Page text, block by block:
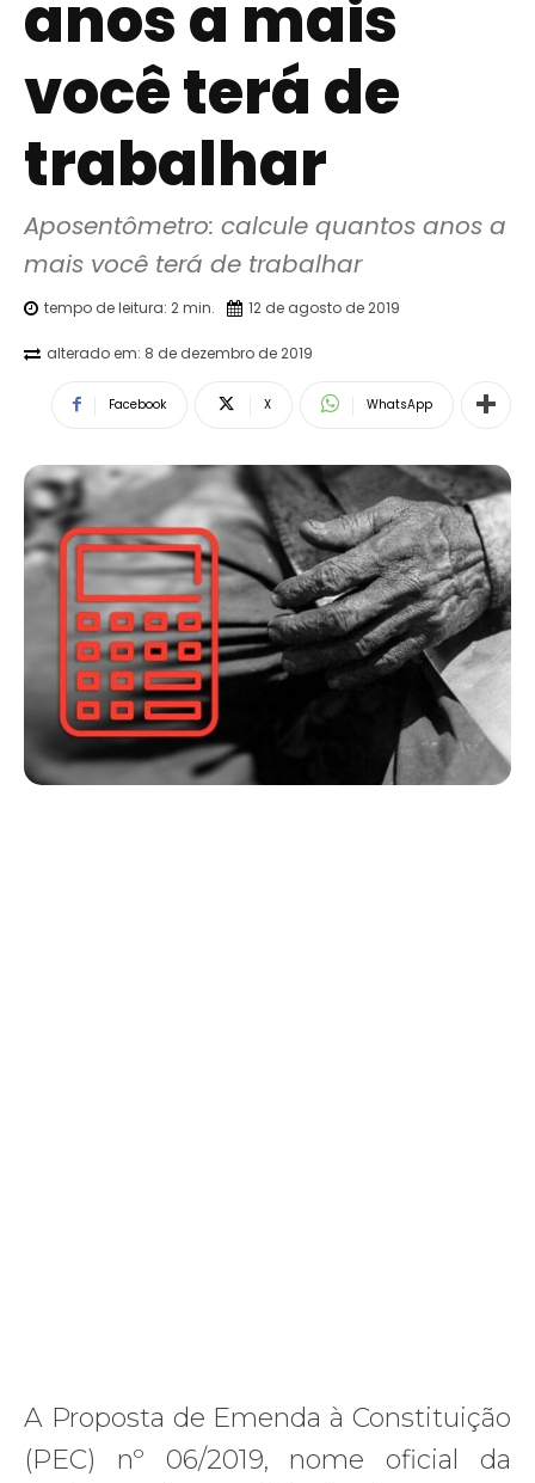
anos a mais
você terá de
trabalhar
Aposentômetro: calcule quantos anos a
mais você terá de trabalhar
tempo de leitura: 2min. 12 de agosto de 2019
alterado em: 8 de dezembro de 2019
Facebook X WhatsApp
A Proposta de Emenda à Constituição
(PEC) nº 06/2019, nome oficial da